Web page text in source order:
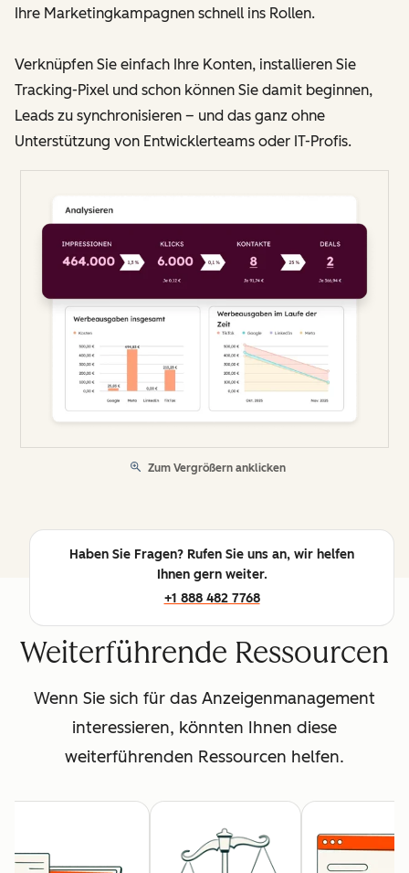
Ihre Marketingkampagnen schnell ins Rollen.
Verknüpfen Sie einfach Ihre Konten, installieren Sie
Tracking-Pixel und schon können Sie damit beginnen,
Leads zu synchronisieren – und das ganz ohne
Unterstützung von Entwicklerteams oder IT-Profis.
Zum Vergrößern anklicken
Haben Sie Fragen? Rufen Sie uns an, wir helfen
Ihnen gern weiter.
+1 888 482 7768
Weiterführende Ressourcen
Wenn Sie sich für das Anzeigenmanagement
interessieren, könnten Ihnen diese
weiterführenden Ressourcen helfen.